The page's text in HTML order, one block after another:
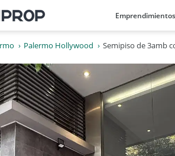
Emprendimientos
Palermo Hollywood